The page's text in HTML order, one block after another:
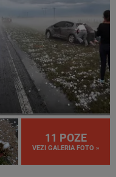
11 POZE
VEZI GALERIA FOTO »